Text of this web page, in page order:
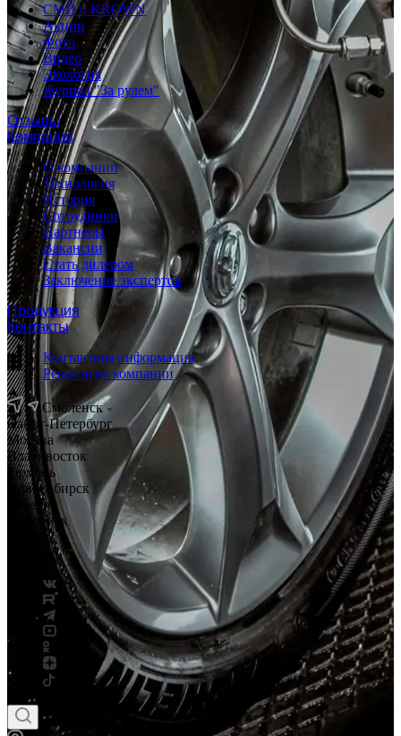
СМИ о KROWN
Акции
Фото
Видео
Экология
Журнал "За рулем"
Отзывы
Компания
О компании
Технология
История
Сотрудники
Партнеры
Вакансии
Стать дилером
Заключение экспертов
Продукция
Контакты
Контактная информация
Реквизиты компании
Смоленск
Санкт-Петербург
Москва
Владивосток
Тюмень
Новосибирск
Саратов
Смоленск
Россия
Беларусь